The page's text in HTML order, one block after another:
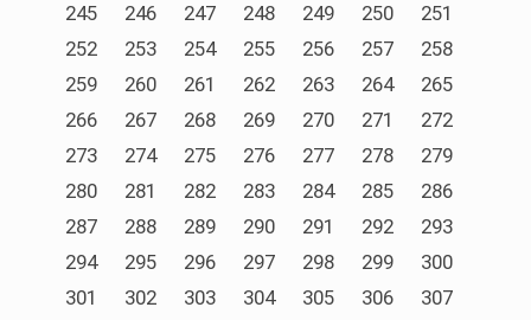
245
246 247 248 249 250
251
252
253 254 255 256 257
258
259
260 261 262 263 264
265
266
267 268 269 270 271
272
273
274 275 276 277 278
279
280
281 282 283 284 285
286
287
288 289 290 291 292
293
294
295 296 297 298 299
300
301
302 303 304 305 306
307